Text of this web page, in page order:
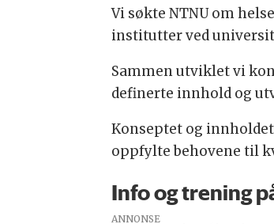
Vi søkte NTNU om
institutter ved
Sammen utviklet vi
definerte innhold og
Konseptet og
oppfylte behovene til
Info og trening
ANNONSE